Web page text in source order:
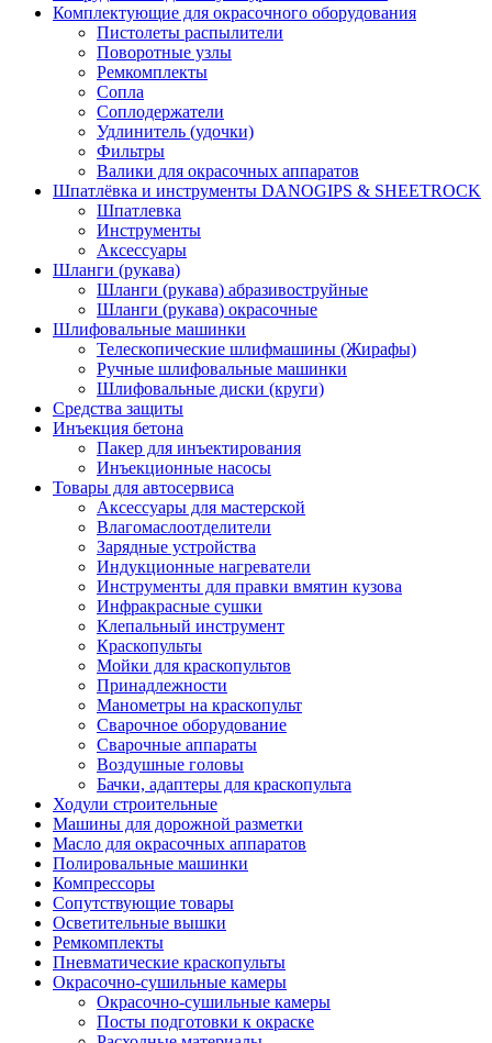
Комплектующие для окрасочного оборудования
Пистолеты распылители
Поворотные узлы
Ремкомплекты
Сопла
Соплодержатели
Удлинитель (удочки)
Фильтры
Валики для окрасочных аппаратов
Шпатлёвка и инструменты DANOGIPS & SHEETROCK
Шпатлевка
Инструменты
Аксессуары
Шланги (рукава)
Шланги (рукава) абразивоструйные
Шланги (рукава) окрасочные
Шлифовальные машинки
Телескопические шлифмашины (Жирафы)
Ручные шлифовальные машинки
Шлифовальные диски (круги)
Средства защиты
Инъекция бетона
Пакер для инъектирования
Инъекционные насосы
Товары для автосервиса
Аксессуары для мастерской
Влагомаслоотделители
Зарядные устройства
Индукционные нагреватели
Инструменты для правки вмятин кузова
Инфракрасные сушки
Клепальный инструмент
Краскопульты
Мойки для краскопультов
Принадлежности
Манометры на краскопульт
Сварочное оборудование
Сварочные аппараты
Воздушные головы
Бачки, адаптеры для краскопульта
Ходули строительные
Машины для дорожной разметки
Масло для окрасочных аппаратов
Полировальные машинки
Компрессоры
Сопутствующие товары
Осветительные вышки
Ремкомплекты
Пневматические краскопульты
Окрасочно-сушильные камеры
Окрасочно-сушильные камеры
Посты подготовки к окраске